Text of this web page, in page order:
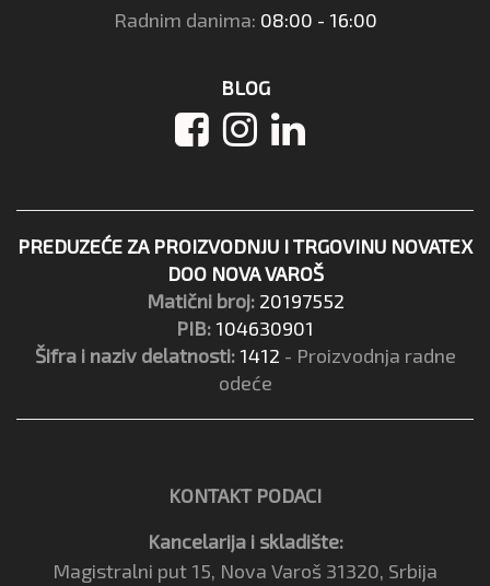
Radnim danima: 08:00 - 16:00
BLOG
PREDUZEĆE ZA PROIZVODNJU I TRGOVINU NOVATEX
DOO NOVA VAROŠ
Matični broj: 20197552
PIB: 104630901
Šifra i naziv delatnosti: 1412 - Proizvodnja radne
odeće
KONTAKT PODACI
Kancelarija i skladište:
Magistralni put 15, Nova Varoš 31320, Srbija